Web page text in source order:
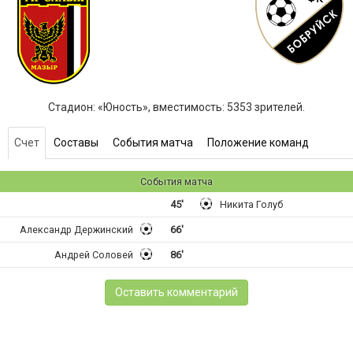
Стадион: «Юность», вместимость: 5353 зрителей.
Счет Составы События матча Положение команд
События матча
45'
Никита Голуб
66'
Александр Держинский
86'
Андрей Соловей
Оставить комментарий